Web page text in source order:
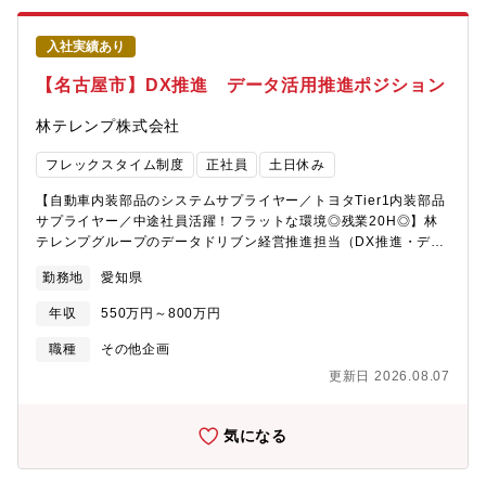
入社実績あり
【名古屋市】DX推進 データ活用推進ポジション
林テレンプ株式会社
フレックスタイム制度 正社員 土日休み
【自動車内装部品のシステムサプライヤー／トヨタTier1内装部品
サプライヤー／中途社員活躍！フラットな環境◎残業20H◎】林
テレンプグループのデータドリブン経営推進担当（DX推進・デー
す。・経営戦略に基づくデータ活用方針の策定・推進・社内デー
タ基盤（DWH、BIツール、クラウド環境）の構築・運用・データ
分析による意思決定支援・AI/機械学習モデルの導入・運用・各部
門との連携によるデータ民主化の推進・KPI設計・ダッシュボード
スフォーメーションをリードする中核メンバーとして活躍頂けま
が可能です。経営の意思決定に直結するデータ戦略を自ら設計・
推進しデータ活用プロジェクトのリーダー／マネージャー、デー
タ戦略責任者へのキャリアパスが目指せます。システム開発・運
勤務地 愛知県
年収 550万円～800万円
職種
その他企画
更新日 2026.08.07
気になる